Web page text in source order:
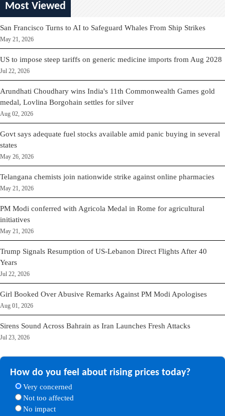
Most Viewed
San Francisco Turns to AI to Safeguard Whales From Ship Strikes
May 21, 2026
US to impose steep tariffs on generic medicine imports from Aug 2028
Jul 22, 2026
Arundhati Choudhary wins India's 11th Commonwealth Games gold
medal, Lovlina Borgohain settles for silver
Aug 02, 2026
Govt says adequate fuel stocks available amid panic buying in several
states
May 26, 2026
Telangana chemists join nationwide strike against online pharmacies
May 21, 2026
PM Modi conferred with Agricola Medal in Rome for agricultural
initiatives
May 21, 2026
Trump Signals Resumption of US-Lebanon Direct Flights After 40
Years
Jul 22, 2026
Girl Booked Over Abusive Remarks Against PM Modi Apologises
Aug 01, 2026
Sirens Sound Across Bahrain as Iran Launches Fresh Attacks
Jul 23, 2026
How do you feel about rising prices today?
Very concerned
Not too affected
No impact